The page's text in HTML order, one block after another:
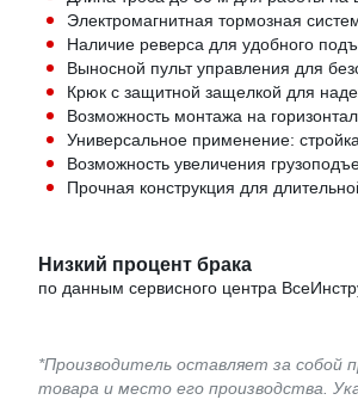
Электромагнитная тормозная
Наличие реверса для удобного
Выносной пульт управления для
Крюк с защитной защелкой для
Возможность монтажа на
Универсальное применение:
Возможность увеличения
Прочная конструкция для
Низкий процент брака
по данным сервисного центра
*Производитель оставляет за собой
товара и место его производства.